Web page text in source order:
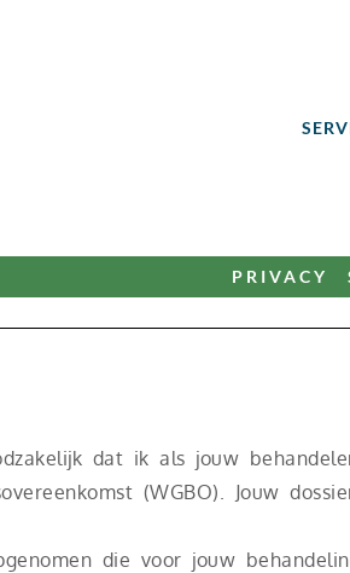
PRIVACY
dat ik als jouw
(WGBO). Jouw
die voor jouw